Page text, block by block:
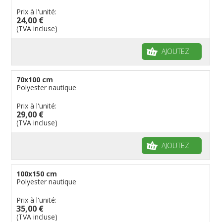
Prix à l'unité:
24,00 €
(TVA incluse)
AJOUTEZ
70x100 cm
Polyester nautique
Prix à l'unité:
29,00 €
(TVA incluse)
AJOUTEZ
100x150 cm
Polyester nautique
Prix à l'unité:
35,00 €
(TVA incluse)